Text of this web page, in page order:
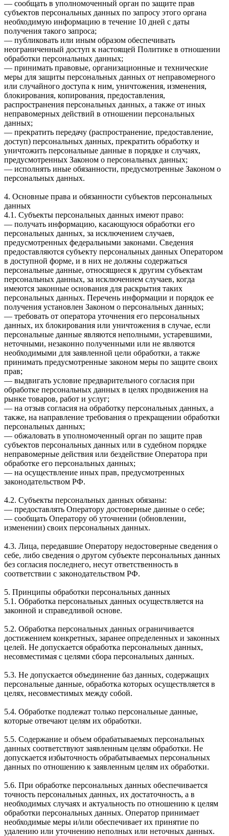
— сообщать в уполномоченный орган по защите прав
субъектов персональных данных по запросу этого органа
необходимую информацию в течение 10 дней с даты
получения такого запроса;
— публиковать или иным образом обеспечивать
неограниченный доступ к настоящей Политике в отношении
обработки персональных данных;
— принимать правовые, организационные и технические
меры для защиты персональных данных от неправомерного
или случайного доступа к ним, уничтожения, изменения,
блокирования, копирования, предоставления,
распространения персональных данных, а также от иных
неправомерных действий в отношении персональных
данных;
— прекратить передачу (распространение, предоставление,
доступ) персональных данных, прекратить обработку и
уничтожить персональные данные в порядке и случаях,
предусмотренных Законом о персональных данных;
— исполнять иные обязанности, предусмотренные Законом о
персональных данных.
4. Основные права и обязанности субъектов персональных
данных
4.1. Субъекты персональных данных имеют право:
— получать информацию, касающуюся обработки его
персональных данных, за исключением случаев,
предусмотренных федеральными законами. Сведения
предоставляются субъекту персональных данных Оператором
в доступной форме, и в них не должны содержаться
персональные данные, относящиеся к другим субъектам
персональных данных, за исключением случаев, когда
имеются законные основания для раскрытия таких
персональных данных. Перечень информации и порядок ее
получения установлен Законом о персональных данных;
— требовать от оператора уточнения его персональных
данных, их блокирования или уничтожения в случае, если
персональные данные являются неполными, устаревшими,
неточными, незаконно полученными или не являются
необходимыми для заявленной цели обработки, а также
принимать предусмотренные законом меры по защите своих
прав;
— выдвигать условие предварительного согласия при
обработке персональных данных в целях продвижения на
рынке товаров, работ и услуг;
— на отзыв согласия на обработку персональных данных, а
также, на направление требования о прекращении обработки
персональных данных;
— обжаловать в уполномоченный орган по защите прав
субъектов персональных данных или в судебном порядке
неправомерные действия или бездействие Оператора при
обработке его персональных данных;
— на осуществление иных прав, предусмотренных
законодательством РФ.
4.2. Субъекты персональных данных обязаны:
— предоставлять Оператору достоверные данные о себе;
— сообщать Оператору об уточнении (обновлении,
изменении) своих персональных данных.
4.3. Лица, передавшие Оператору недостоверные сведения о
себе, либо сведения о другом субъекте персональных данных
без согласия последнего, несут ответственность в
соответствии с законодательством РФ.
5. Принципы обработки персональных данных
5.1. Обработка персональных данных осуществляется на
законной и справедливой основе.
5.2. Обработка персональных данных ограничивается
достижением конкретных, заранее определенных и законных
целей. Не допускается обработка персональных данных,
несовместимая с целями сбора персональных данных.
5.3. Не допускается объединение баз данных, содержащих
персональные данные, обработка которых осуществляется в
целях, несовместимых между собой.
5.4. Обработке подлежат только персональные данные,
которые отвечают целям их обработки.
5.5. Содержание и объем обрабатываемых персональных
данных соответствуют заявленным целям обработки. Не
допускается избыточность обрабатываемых персональных
данных по отношению к заявленным целям их обработки.
5.6. При обработке персональных данных обеспечивается
точность персональных данных, их достаточность, а в
необходимых случаях и актуальность по отношению к целям
обработки персональных данных. Оператор принимает
необходимые меры и/или обеспечивает их принятие по
удалению или уточнению неполных или неточных данных.